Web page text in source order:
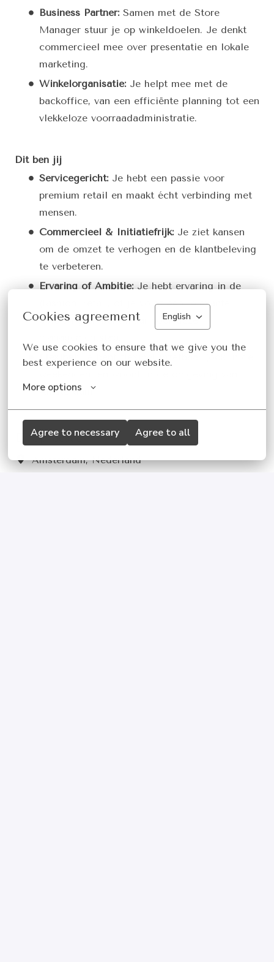
Cookies agreement English
We use cookies to ensure that we give you the
best experience on our website.
More options
Agree to necessary Agree to all
Business Partner: Samen met de Store
Manager stuur je op winkeldoelen. Je denkt
commercieel mee over presentatie en lokale
marketing.
Winkelorganisatie: Je helpt mee met de
backoffice, van een efficiënte planning tot een
vlekkeloze voorraadadministratie.
Dit ben jij
Servicegericht: Je hebt een passie voor
premium retail en maakt écht verbinding met
mensen.
Commercieel & Initiatiefrijk: Je ziet kansen
om de omzet te verhogen en de klantbeleving
te verbeteren.
Ervaring of Ambitie:Je hebt ervaring in de
(fashion) retail, óf je volgt een relevante
opleiding en bent klaar voor deze
Flexibel:
Je bent flexibel inzetbaar (ook in de
Amsterdam
Op locatie
Amsterdam, Nederland